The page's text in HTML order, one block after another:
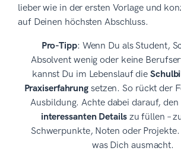
lieber wie in der ersten Vorlage und
auf Deinen höchsten Abschluss.
Pro-Tipp: Wenn Du als Student,
Absolvent wenig oder keine
kannst Du im Lebenslauf die
Praxiserfahrung setzen. So rückt der
Ausbildung. Achte dabei darauf,
interessanten Detailszu füllen –
Schwerpunkte, Noten oder Projekte.
was Dich ausmacht.